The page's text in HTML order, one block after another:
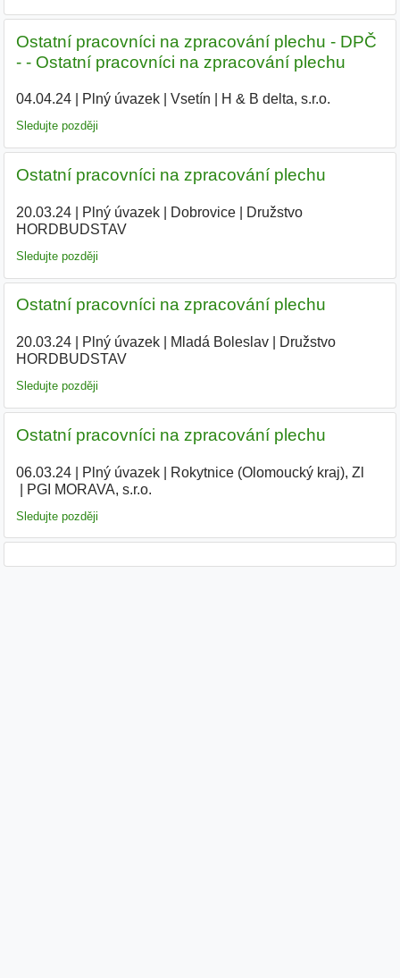
Ostatní pracovníci na zpracování plechu - DPČ
- - Ostatní pracovníci na zpracování plechu
04.04.24| Plný úvazek| Vsetín H & B delta, s.r.o.
Sledujte později
Ostatní pracovníci na zpracování plechu
20.03.24| Plný úvazek| Dobrovice|
Družstvo
HORDBUDSTAV|
Sledujte později
Ostatní pracovníci na zpracování plechu
20.03.24| Plný úvazek| Mladá Boleslav|
Družstvo
HORDBUDSTAV|
Sledujte později
Ostatní pracovníci na zpracování plechu
06.03.24| Plný úvazek| Rokytnice (Olomoucký kraj), Zl
PGI MORAVA, s.r.o.
Sledujte později